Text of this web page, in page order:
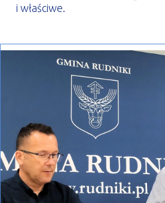
i właściwe.